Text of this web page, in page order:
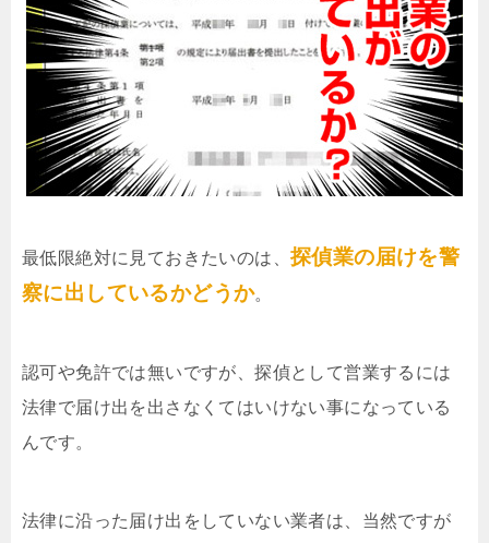
最低限絶対に見ておきたいのは、 探偵業の届けを警
察に出しているかどうか。
認可や免許では無いですが、探偵として営業するには
法律で届け出を出さなくてはいけない事になっている
んです。
法律に沿った届け出をしていない業者は、当然ですが